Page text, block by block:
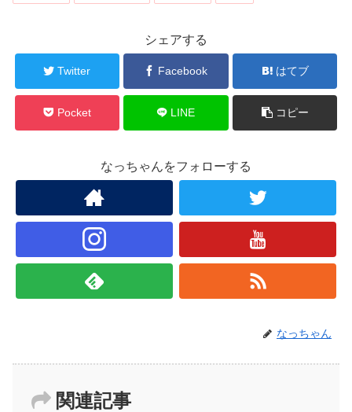
シェアする
Twitter Facebook はてブ
Pocket LINE コピー
なっちゃんをフォローする
なっちゃん
関連記事